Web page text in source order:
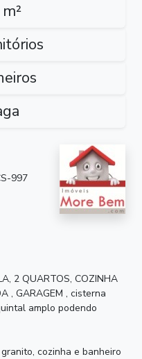
997
2 QUARTOS, COZINHA
, GARAGEM , cisterna
amplo podendo
cozinha e banheiro